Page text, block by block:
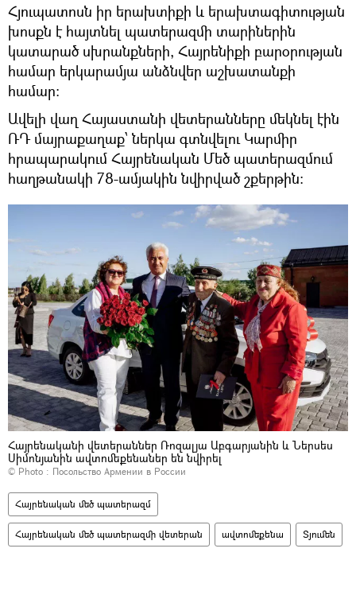
Հյուպատոսն իր երախտիքի և երախտագիտության
խոսքն է հայտնել պատերազմի տարիներին
կատարած սխրանքների, Հայրենիքի բարօրության
համար երկարամյա անձնվեր աշխատանքի
համար:
Ավելի վաղ Հայաստանի վետերանները մեկնել էին
ՌԴ մայրաքաղաք՝ ներկա գտնվելու Կարմիր
հրապարակում Հայրենական Մեծ պատերազմում
հաղթանակի 78-ամյակին նվիրված շքերթին։
Հայրենականի վետերաններ Ռոզալյա Աբգարյանին և Ներսես
Սիմոնյանին ավտոմեքենաներ են նվիրել
© Photo : Посольство Армении в России
Հայրենական մեծ պատերազմ
Հայրենական մեծ պատերազմի վետերան ավտոմեքենա Տյումեն